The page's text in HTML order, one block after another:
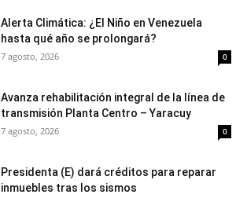
Alerta Climática: ¿El Niño en Venezuela
hasta qué año se prolongará?
7 agosto, 2026 0
Avanza rehabilitación integral de la línea de
transmisión Planta Centro – Yaracuy
7 agosto, 2026 0
Presidenta (E) dará créditos para reparar
inmuebles tras los sismos